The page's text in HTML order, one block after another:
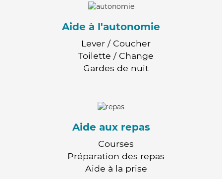
Aide à l'autonomie
Lever / Coucher
Toilette / Change
Gardes de nuit
Aide aux repas
Courses
Préparation des repas
Aide à la prise